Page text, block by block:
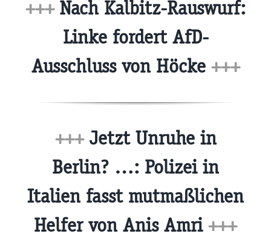
+++Nach Kalbitz-Rauswurf:
Linke fordert AfD-
Ausschluss von Höcke +++
+++Jetzt Unruhe in
Berlin? …: Polizei in
Italien fasst mutmaßlichen
Helfer von Anis Amri +++